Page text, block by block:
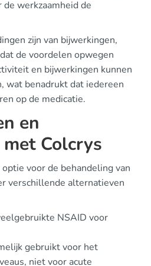
werkzaamheid de
zijn van bijwerkingen,
de voordelen opwegen
en bijwerkingen kunnen
wat benadrukt dat iedereen
op de medicatie.
en
Colcrys
voor de behandeling van
verschillende alternatieven
NSAID voor
gebruikt voor het
niet voor acute